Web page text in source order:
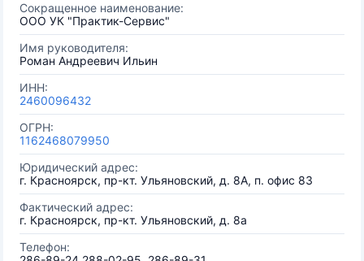
Сокращенное наименование:
ООО УК "Практик-Сервис"
Имя руководителя:
Роман Андреевич Ильин
ИНН:
2460096432
ОГРН:
1162468079950
Юридический адрес:
г. Красноярск, пр-кт. Ульяновский, д. 8А, п. офис 83
Фактический адрес:
г. Красноярск, пр-кт. Ульяновский, д. 8а
Телефон: